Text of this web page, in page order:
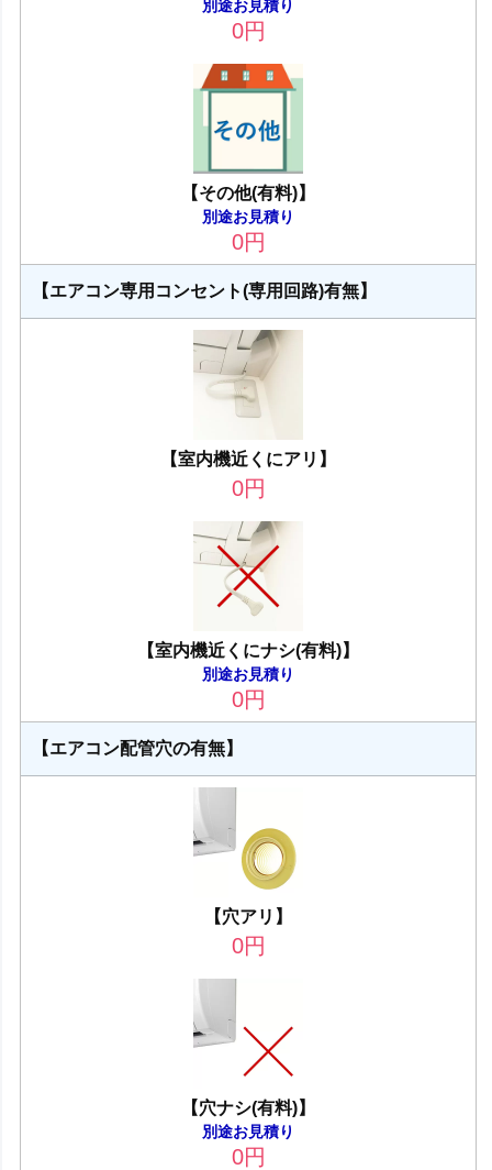
別途お見積り
0円
【その他(有料)】
別途お見積り
0円
【エアコン専用コンセント(専用回路)有無】
【室内機近くにアリ】
0円
【室内機近くにナシ(有料)】
別途お見積り
0円
【エアコン配管穴の有無】
【穴アリ】
0円
【穴ナシ(有料)】
別途お見積り
0円